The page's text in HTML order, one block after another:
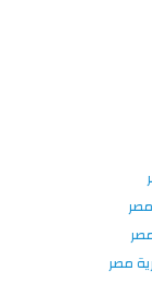
مصر